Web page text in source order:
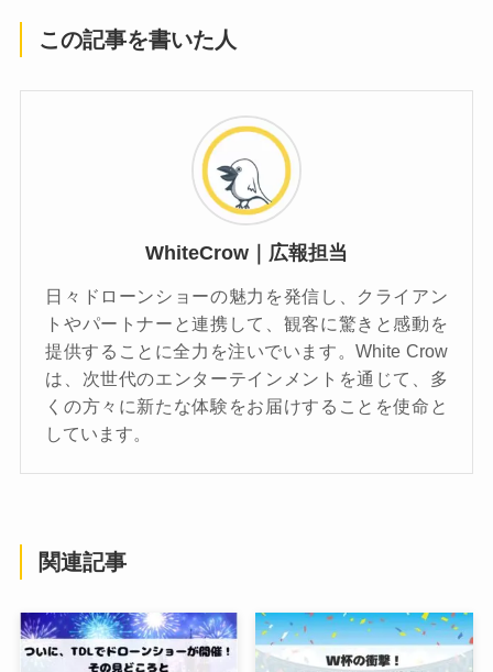
この記事を書いた人
WhiteCrow｜広報担当
日々ドローンショーの魅力を発信し、クライアン
トやパートナーと連携して、観客に驚きと感動を
提供することに全力を注いでいます。White Crow
は、次世代のエンターテインメントを通じて、多
くの方々に新たな体験をお届けすることを使命と
しています。
関連記事